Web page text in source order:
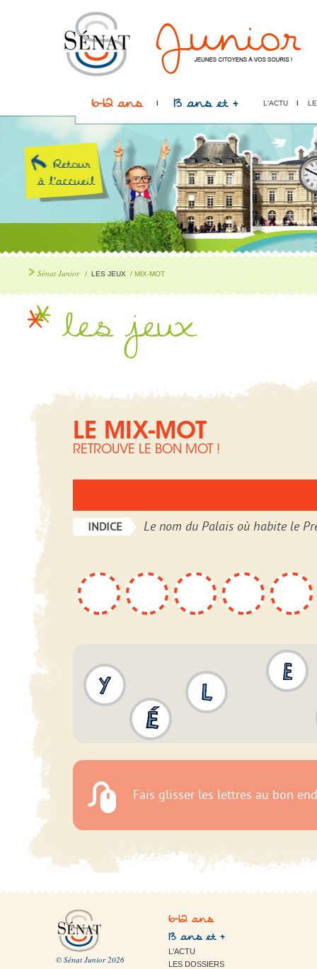
6-12 ans 13 ans et + L'ACTU
Sénat Junior / LES JEUX / MIX-MOT
les jeux
© Sénat Junior 2026
6-12 ans
13 ans et +
L'ACTU
LES DOSSIERS